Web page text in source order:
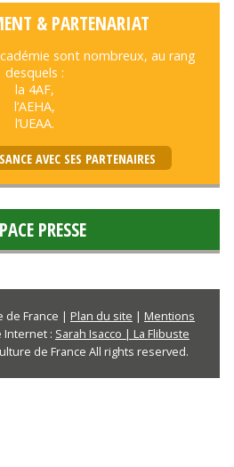
& PARTENARIAT
sont nombreux, au rang
desquels :
la 4AF,
l’AEHA,
l’UEAA.
AVEC SES PARTENAIRES
PRESSE
de France | Plan du site | Mentions
Internet : Sarah Isacco | La Flibuste
de France All rights reserved.